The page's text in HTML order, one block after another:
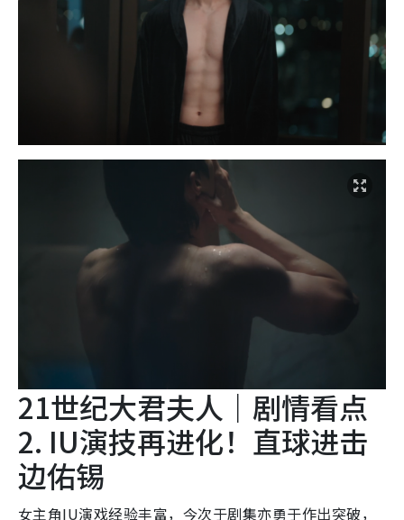
21世纪大君夫人｜剧情看点
2. IU演技再进化！直球进击
边佑锡
女主角IU演戏经验丰富，今次于剧集亦勇于作出突破，